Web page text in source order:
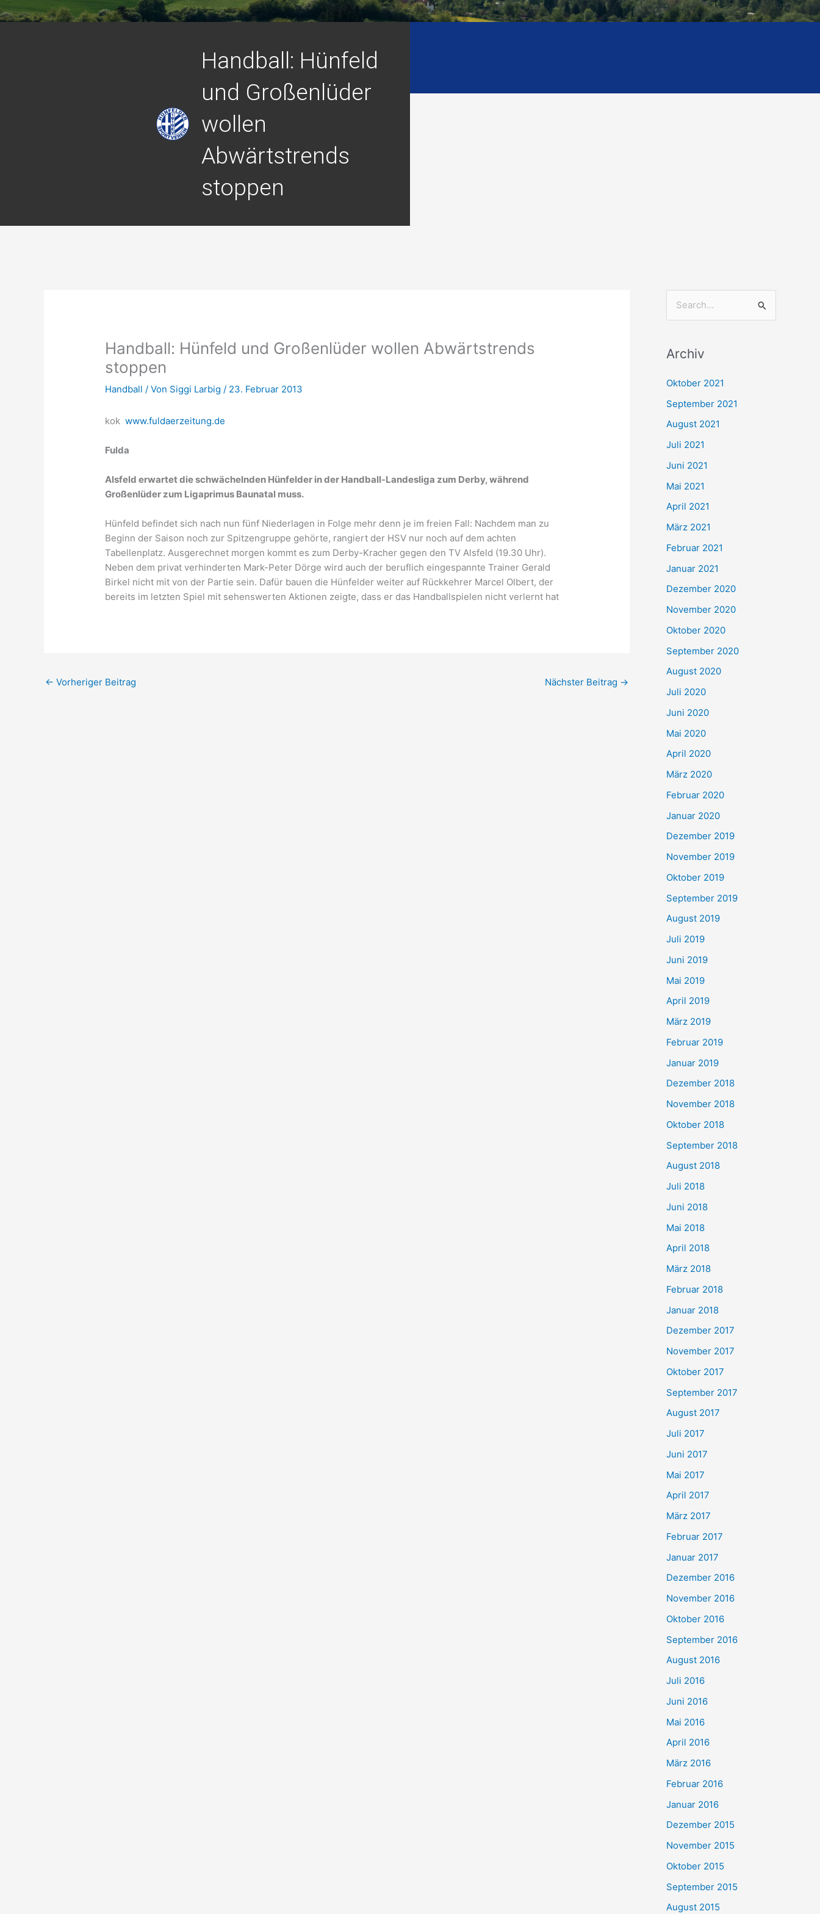
Handball: Hünfeld
und Großenlüder
wollen
Abwärtstrends
stoppen
Handball: Hünfeld und Großenlüder wollen Abwärtstrends
stoppen
Handball / Von Siggi Larbig/ 23. Februar 2013
kokwww.fuldaerzeitung.de
Fulda
Alsfeld erwartet die schwächelnden Hünfelder in der Handball-Landesliga zum Derby, während
Großenlüder zum Ligaprimus Baunatal muss.
Hünfeld befindet sich nach nun fünf Niederlagen in Folge mehr denn je im freien Fall: Nachdem man zu
Beginn der Saison noch zur Spitzengruppe gehörte, rangiert der HSV nur noch auf dem achten
Tabellenplatz. Ausgerechnet morgen kommt es zum Derby-Kracher gegen den TV Alsfeld (19.30 Uhr).
Neben dem privat verhinderten Mark-Peter Dörge wird auch der beruflich eingespannte Trainer Gerald
Birkel nicht mit von der Partie sein. Dafür bauen die Hünfelder weiter auf Rückkehrer Marcel Olbert, der
bereits im letzten Spiel mit sehenswerten Aktionen zeigte, dass er das Handballspielen nicht verlernt hat
← Vorheriger Beitrag Nächster Beitrag →
h
e
n
h
:
Archiv
Oktober 2021
September 2021
August 2021
Juli 2021
Juni 2021
Mai 2021
April 2021
März 2021
Februar 2021
Januar 2021
Dezember 2020
November 2020
Oktober 2020
September 2020
August 2020
Juli 2020
Juni 2020
Mai 2020
April 2020
März 2020
Februar 2020
Januar 2020
Dezember 2019
November 2019
Oktober 2019
September 2019
August 2019
Juli 2019
Juni 2019
Mai 2019
April 2019
März 2019
Februar 2019
Januar 2019
Dezember 2018
November 2018
Oktober 2018
September 2018
August 2018
Juli 2018
Juni 2018
Mai 2018
April 2018
März 2018
Februar 2018
Januar 2018
Dezember 2017
November 2017
Oktober 2017
September 2017
August 2017
Juli 2017
Juni 2017
Mai 2017
April 2017
März 2017
Februar 2017
Januar 2017
Dezember 2016
November 2016
Oktober 2016
September 2016
August 2016
Juli 2016
Juni 2016
Mai 2016
April 2016
März 2016
Februar 2016
Januar 2016
Dezember 2015
November 2015
Oktober 2015
September 2015
August 2015